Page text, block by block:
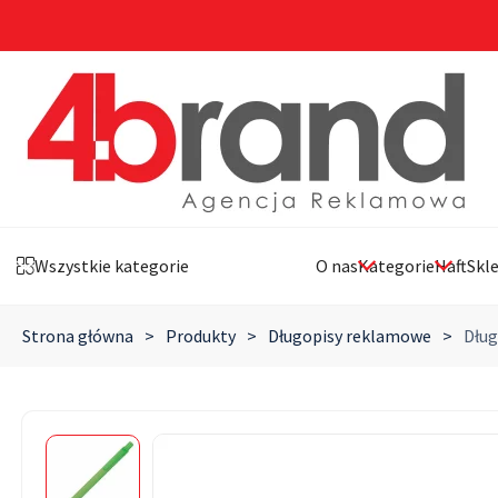
Wszystkie kategorie O nasKategorieHaft
Strona główna > Produkty > Długopisy reklamowe >